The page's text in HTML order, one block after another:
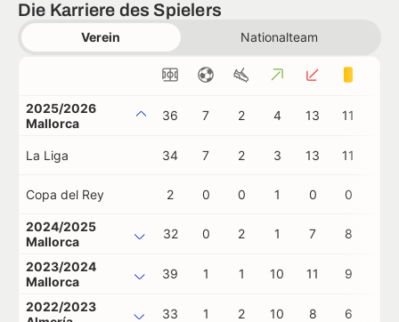
Die Karriere des Spielers
Verein Nationalteam
2025/2026
Mallorca
36 7 2 4 13 11
La Liga 34 7 2 3 13 11
Copa del Rey 2 0 0 1 0 0
2024/2025
Mallorca
32 0 2 1 7 8
2023/2024
Mallorca
39 1 1 10 11 9
2022/2023
33 1 2 10 8 6